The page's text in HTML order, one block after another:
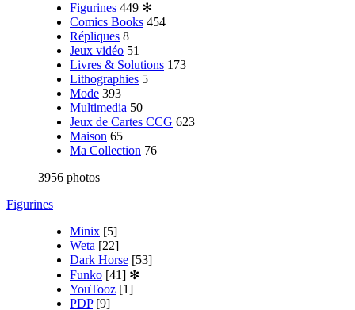
Figurines 449 ✻
Comics Books 454
Répliques 8
Jeux vidéo 51
Livres & Solutions 173
Lithographies 5
Mode 393
Multimedia 50
Jeux de Cartes CCG 623
Maison 65
Ma Collection 76
3956 photos
Figurines
Minix [5]
Weta [22]
Dark Horse [53]
Funko [41] ✻
YouTooz [1]
PDP [9]